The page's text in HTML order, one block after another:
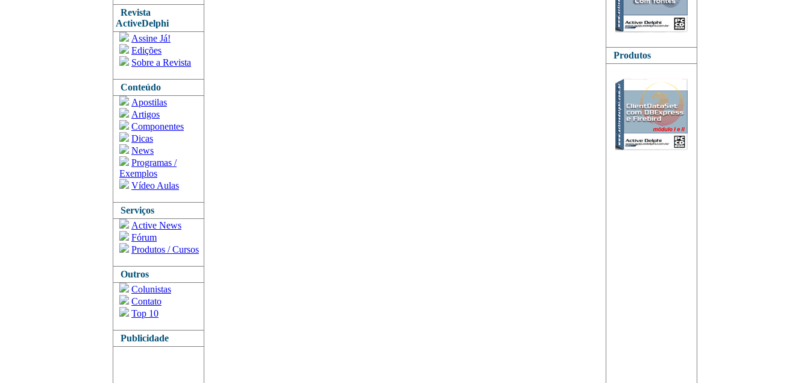
Revista
ActiveDelphi
Assine Já!
Edições
Sobre a Revista
Conteúdo
Apostilas
Artigos
Componentes
Dicas
News
Programas /
Exemplos
Vídeo Aulas
Serviços
Active News
Fórum
Produtos / Cursos
Outros
Colunistas
Contato
Top 10
Publicidade
Produtos